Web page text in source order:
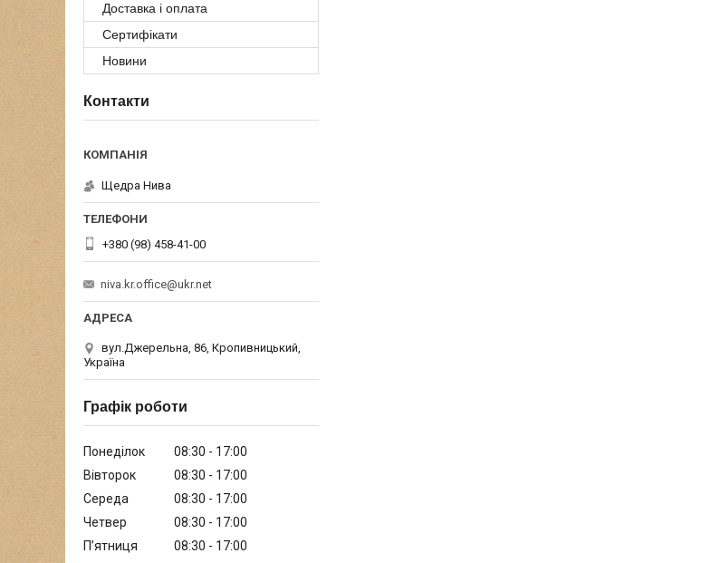
Доставка і оплата
Сертифікати
Новини
Контакти
Щедра Нива
+380 (98) 458-41-00
niva.kr.office@ukr.net
вул.Джерельна, 86, Кропивницький,
Україна
Графік роботи
Понеділок 08:30
17:00
Вівторок
08:30
17:00
Середа
08:30
17:00
Четвер
08:30
17:00
Пʼятниця
08:30
17:00